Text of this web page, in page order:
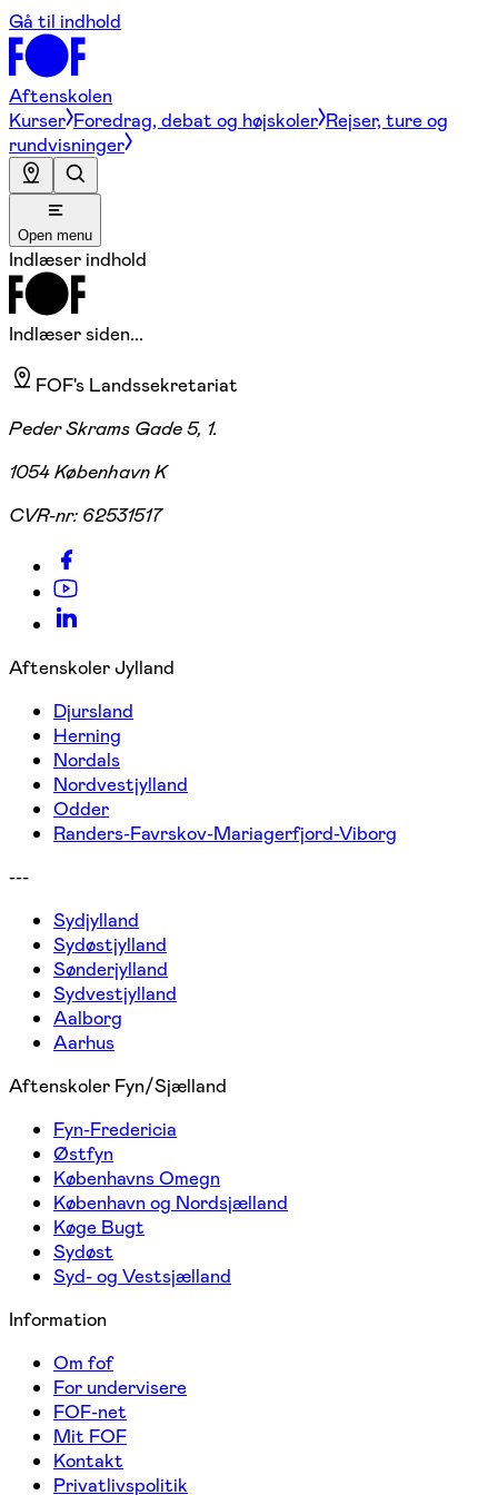
Gå til indhold
Aftenskolen
Kurser Foredrag, debat og højskoler Rejser, ture og
rundvisninger
Open menu
Indlæser indhold
Indlæser siden...
FOF's Landssekretariat
Peder Skrams Gade 5, 1.
1054 København K
CVR-nr: 62531517
Aftenskoler Jylland
Djursland
Herning
Nordals
Nordvestjylland
Odder
Randers-Favrskov-Mariagerfjord-Viborg
---
Sydjylland
Sydøstjylland
Sønderjylland
Sydvestjylland
Aalborg
Aarhus
Aftenskoler Fyn/Sjælland
Fyn-Fredericia
Østfyn
Københavns Omegn
København og Nordsjælland
Køge Bugt
Sydøst
Syd- og Vestsjælland
Information
Om fof
For undervisere
FOF-net
Mit FOF
Kontakt
Privatlivspolitik